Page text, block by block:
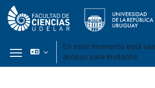
Panel lateral
En este momento está
acceso para invitados